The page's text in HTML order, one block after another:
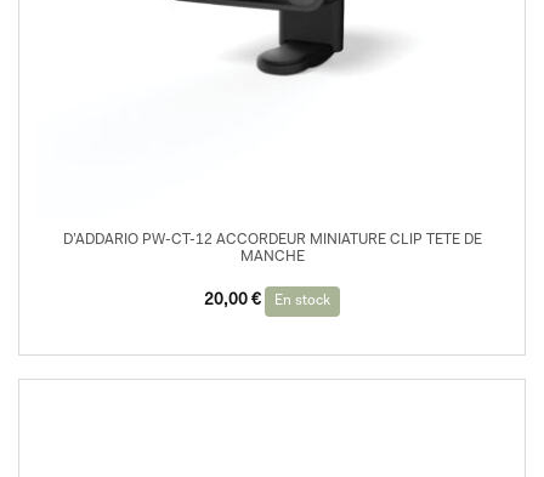
D’ADDARIO PW-CT-12 ACCORDEUR MINIATURE CLIP TETE DE
MANCHE
20,00 € En stock